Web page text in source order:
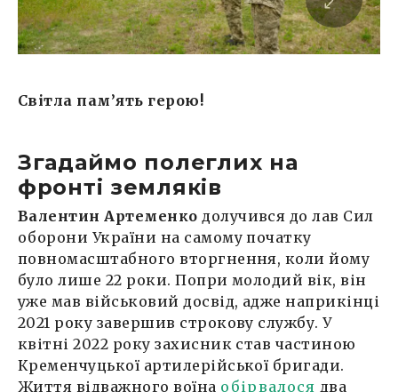
Світла пам’ять герою!
Згадаймо полеглих на
фронті земляків
Валентин Артеменко долучився до лав Сил
оборони України на самому початку
повномасштабного вторгнення, коли йому
було лише 22 роки. Попри молодий вік, він
уже мав військовий досвід, адже наприкінці
2021 року завершив строкову службу. У
квітні 2022 року захисник став частиною
Кременчуцької артилерійської бригади.
Життя відважного воїна обірвалося два